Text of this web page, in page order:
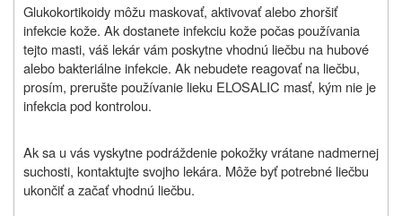
Glukokortikoidy môžu maskovať, aktivovať alebo zhoršiť
infekcie kože. Ak dostanete infekciu kože počas používania
tejto masti, váš lekár vám poskytne vhodnú liečbu na hubové
alebo bakteriálne infekcie. Ak nebudete reagovať na liečbu,
prosím, prerušte používanie lieku ELOSALIC masť, kým nie je
infekcia pod kontrolou.
Ak sa u vás vyskytne podráždenie pokožky vrátane nadmernej
suchosti, kontaktujte svojho lekára. Môže byť potrebné liečbu
ukončiť a začať vhodnú liečbu.